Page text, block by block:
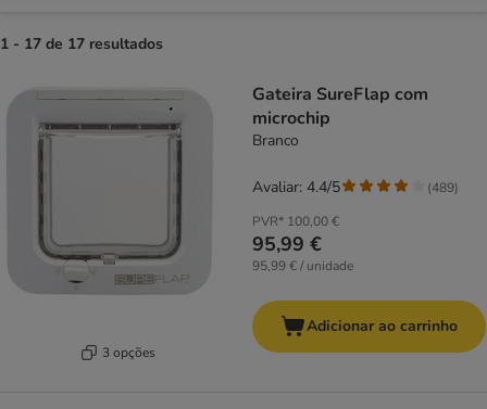
1 - 17 de 17 resultados
3 opções
Gateira SureFlap com
microchip
Branco
PVR* 100,00 €
95,99 €
95,99 € / unidade
Avaliar: 4.4/5 (489)
Adicionar ao carrinho